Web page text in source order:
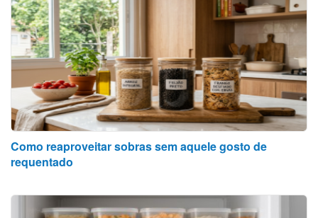
Como reaproveitar sobras sem aquele gosto de
requentado